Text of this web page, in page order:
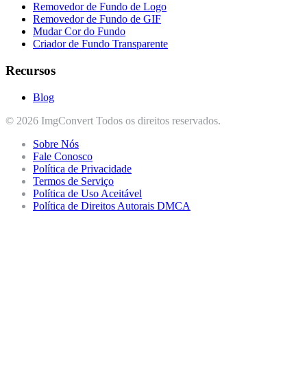
Removedor de Fundo de Logo
Removedor de Fundo de GIF
Mudar Cor do Fundo
Criador de Fundo Transparente
Recursos
Blog
© 2026 ImgConvert Todos os direitos reservados.
Sobre Nós
Fale Conosco
Política de Privacidade
Termos de Serviço
Política de Uso Aceitável
Política de Direitos Autorais DMCA